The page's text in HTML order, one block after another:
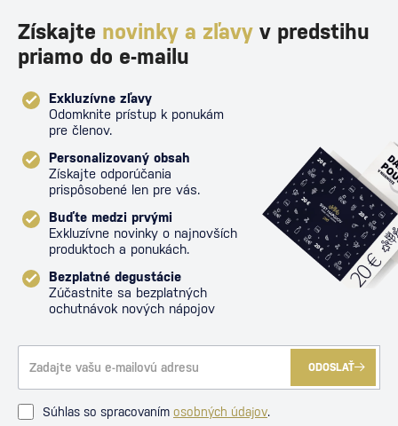
Získajte novinky a zľavy v predstihu
priamo do e-mailu
Exkluzívne zľavy
Odomknite prístup k ponukám
pre členov.
Personalizovaný obsah
Získajte odporúčania
prispôsobené len pre vás.
Buďte medzi prvými
Exkluzívne novinky o najnovších
produktoch a ponukách.
Bezplatné degustácie
Zúčastnite sa bezplatných
ochutnávok nových nápojov
ODOSLAŤ
Súhlas so spracovaním osobných údajov.